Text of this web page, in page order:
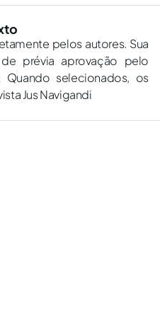
pelos autores. Sua
prévia aprovação pelo
selecionados, os
Jus Navigandi